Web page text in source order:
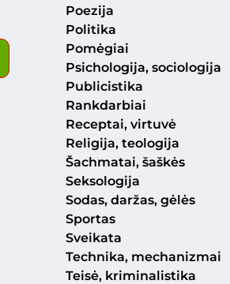
Poezija
Politika
Pomėgiai
Psichologija, sociologija
Publicistika
Rankdarbiai
Receptai, virtuvė
Religija, teologija
Šachmatai, šaškės
Seksologija
Sodas, daržas, gėlės
Sportas
Sveikata
Technika, mechanizmai
Teisė, kriminalistika